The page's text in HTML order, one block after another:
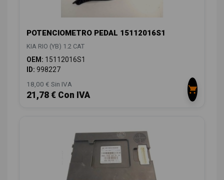
POTENCIOMETRO PEDAL 15112016S1
KIA RIO (YB) 1.2 CAT
OEM: 15112016S1
ID: 998227
18,00 € Sin IVA
21,78 € Con IVA